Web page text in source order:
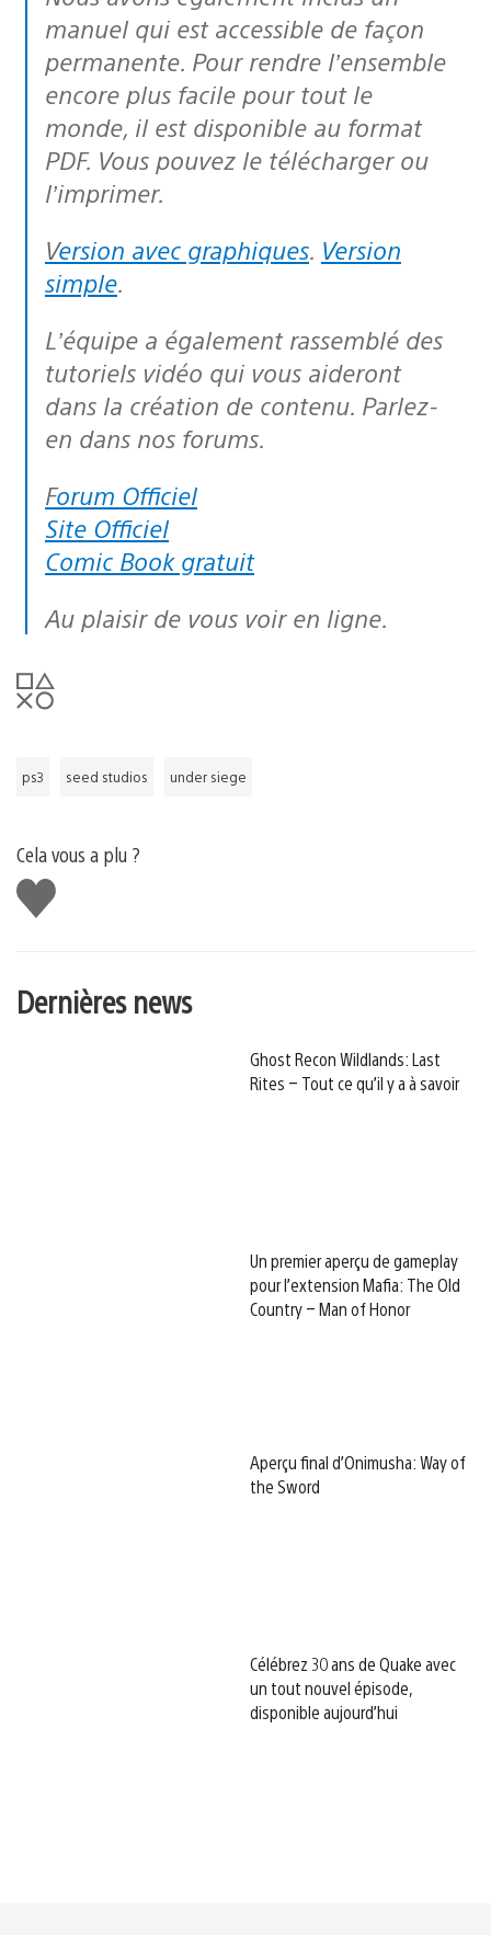
manuel qui est accessible de façon
permanente. Pour rendre l’ensemble
encore plus facile pour tout le
monde, il est disponible au format
PDF. Vous pouvez le télécharger ou
l’imprimer.
Version avec graphiques. Version
simple.
L’équipe a également rassemblé des
tutoriels vidéo qui vous aideront
dans la création de contenu. Parlez-
en dans nos forums.
Forum Officiel
Site Officiel
Comic Book gratuit
Au plaisir de vous voir en ligne.
ps3 seed studios under siege
Cela vous a plu ?
J'aime
Dernières news
Ghost Recon Wildlands: Last
Rites – Tout ce qu’il y a à savoir
Un premier aperçu de gameplay
pour l’extension Mafia: The Old
Country – Man of Honor
Aperçu final d’Onimusha: Way of
the Sword
Célébrez 30 ans de Quake avec
un tout nouvel épisode,
disponible aujourd’hui